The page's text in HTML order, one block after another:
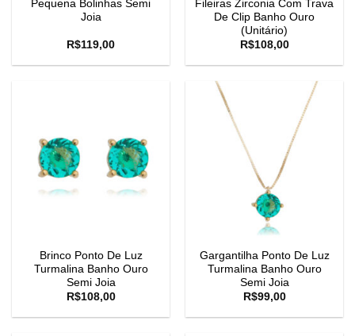
Pequena Bolinhas Semi
Joia
R$119,00
Fileiras Zirconia Com Trava
De Clip Banho Ouro
(Unitário)
R$108,00
Brinco Ponto De Luz
Turmalina Banho Ouro
Semi Joia
R$108,00
Gargantilha Ponto De Luz
Turmalina Banho Ouro
Semi Joia
R$99,00